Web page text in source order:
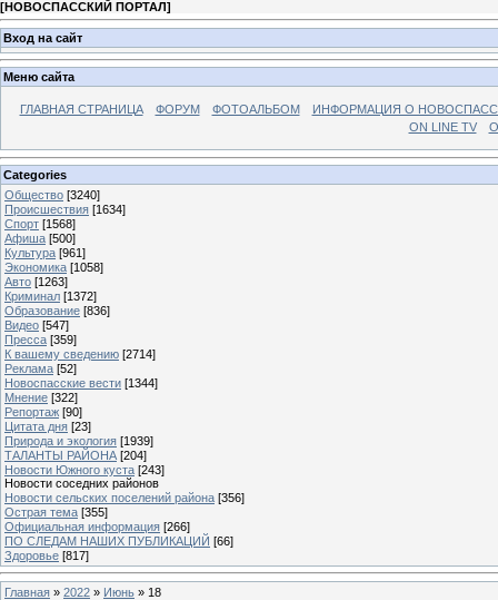
[НОВОСПАССКИЙ ПОРТАЛ]
Вход на сайт
Меню сайта
ГЛАВНАЯ СТРАНИЦА ФОРУМ ФОТОАЛЬБОМ
ИНФОРМАЦИЯ О
ON LINE TV
Categories
Общество [3240]
Происшествия [1634]
Спорт [1568]
Афиша [500]
Культура [961]
Экономика [1058]
Авто [1263]
Криминал [1372]
Образование [836]
Видео [547]
Пресса [359]
К вашему сведению [2714]
Реклама [52]
Новоспасские вести [1344]
Мнение [322]
Репортаж [90]
Цитата дня [23]
Природа и экология [1939]
ТАЛАНТЫ РАЙОНА [204]
Новости Южного куста [243]
Новости соседних районов
Новости сельских поселений района [356]
Острая тема [355]
Официальная информация [266]
ПО СЛЕДАМ НАШИХ ПУБЛИКАЦИЙ [66]
Здоровье [817]
Главная » 2022 » Июнь » 18